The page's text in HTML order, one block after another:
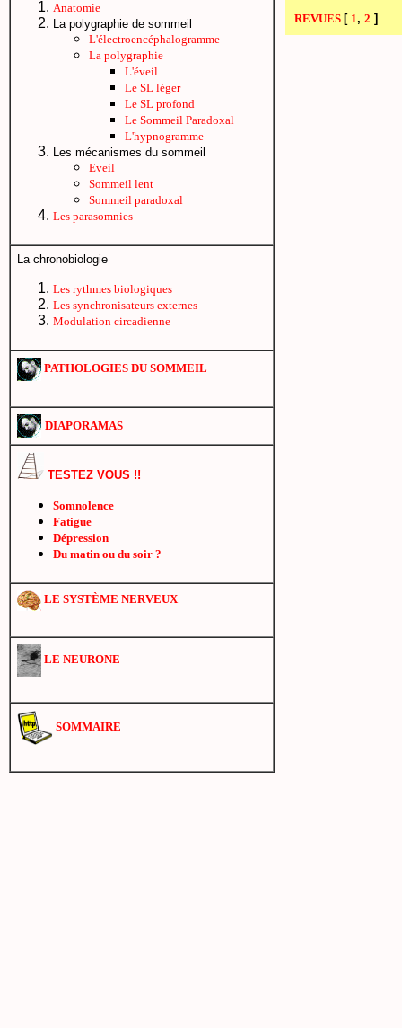
Anatomie
La polygraphie de sommeil
L'électroencéphalogramme
La polygraphie
L'éveil
Le SL léger
Le SL profond
Le Sommeil Paradoxal
L'hypnogramme
Les mécanismes du sommeil
Eveil
Sommeil lent
Sommeil paradoxal
Les parasomnies
La chronobiologie
Les rythmes biologiques
Les synchronisateurs externes
Modulation circadienne
PATHOLOGIES DU SOMMEIL
DIAPORAMAS
TESTEZ VOUS !!
Somnolence
Fatigue
Dépression
Du matin ou du soir ?
LE SYSTÈME NERVEUX
LE NEURONE
SOMMAIRE
REVUES [ 1, 2 ]